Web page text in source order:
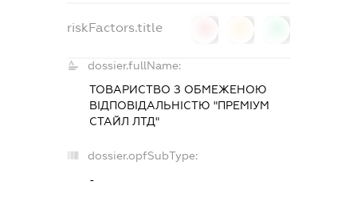
riskFactors.title
dossier.fullName:
ТОВАРИСТВО З ОБМЕЖЕНОЮ
ВІДПОВІДАЛЬНІСТЮ "ПРЕМІУМ
СТАЙЛ ЛТД"
dossier.opfSubType:
-